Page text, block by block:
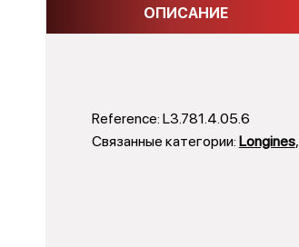
ОПИСАНИЕ
Reference: L3.781.4.05.6
Связанные категории: Longines,